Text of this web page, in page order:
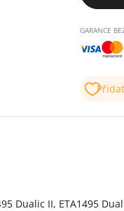
GARANCE
Dualic II, ETA1495